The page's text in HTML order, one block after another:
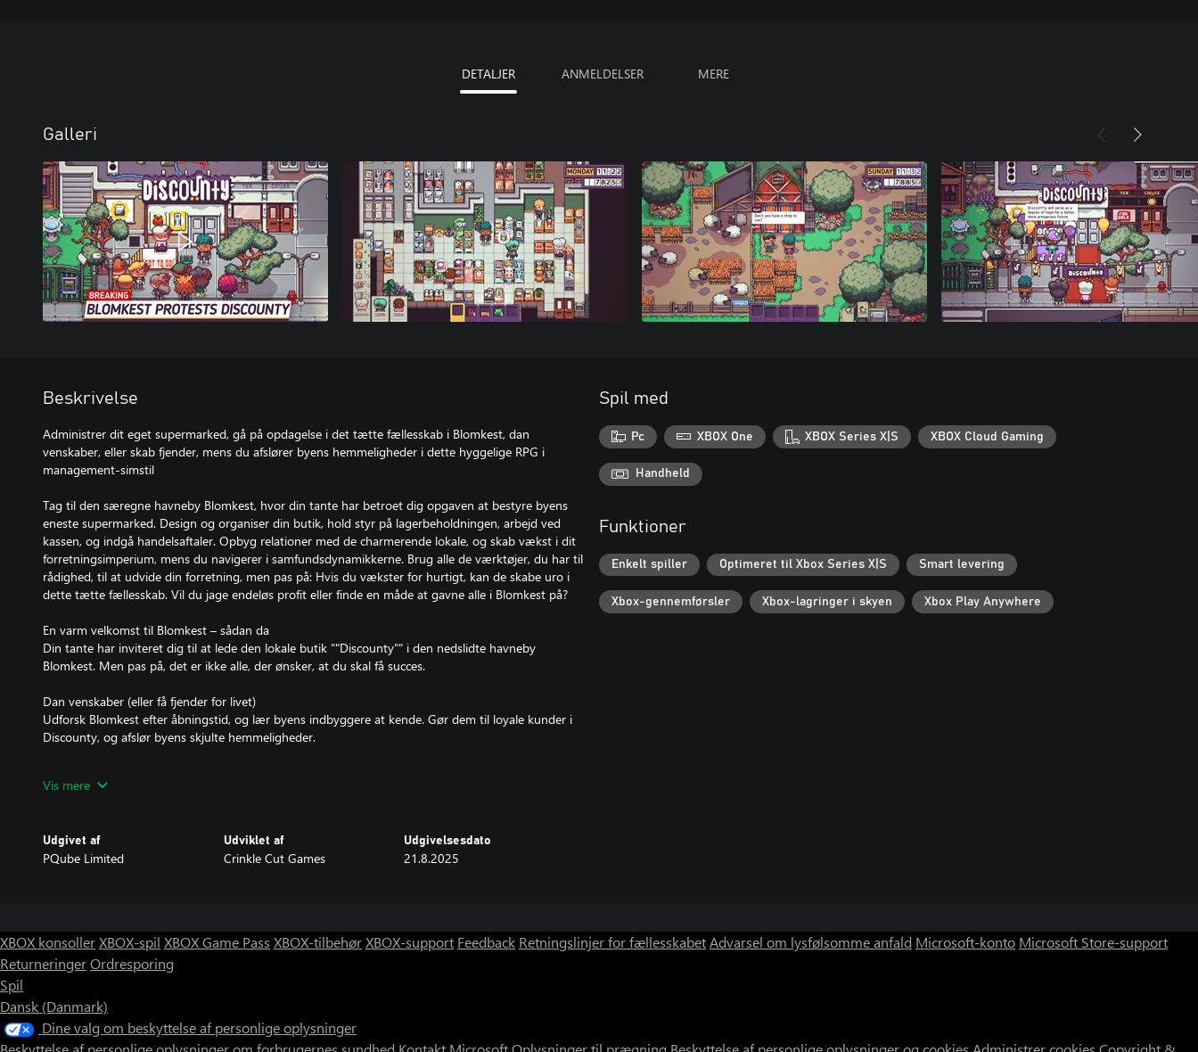
DETALJER ANMELDELSER MERE
Galleri
Beskrivelse
Administrer dit eget supermarked, gå på opdagelse i det tætte fællesskab i Blomkest, dan
venskaber, eller skab fjender, mens du afslører byens hemmeligheder i dette hyggelige RPG i
management-simstil
Tag til den særegne havneby Blomkest, hvor din tante har betroet dig opgaven at bestyre byens
eneste supermarked. Design og organiser din butik, hold styr på lagerbeholdningen, arbejd ved
kassen, og indgå handelsaftaler. Opbyg relationer med de charmerende lokale, og skab vækst i dit
forretningsimperium, mens du navigerer i samfundsdynamikkerne. Brug alle de værktøjer, du har til
rådighed, til at udvide din forretning, men pas på: Hvis du vækster for hurtigt, kan de skabe uro i
dette tætte fællesskab. Vil du jage endeløs profit eller finde en måde at gavne alle i Blomkest på?
En varm velkomst til Blomkest – sådan da
Din tante har inviteret dig til at lede den lokale butik ""Discounty"" i den nedslidte havneby
Blomkest. Men pas på, det er ikke alle, der ønsker, at du skal få succes.
Dan venskaber (eller få fjender for livet)
Udforsk Blomkest efter åbningstid, og lær byens indbyggere at kende. Gør dem til loyale kunder i
Discounty, og afslør byens skjulte hemmeligheder.
Skab en iøjnefaldende og effektiv butik ved at omarrangere hylderne og produkterne. Design
Indgå handelsaftaler med de lokale
Balancer en butiksindehavers mange ansvar
Hold hylderne fulde, gulvene rene og lagerrummet organiseret. Betjen kunderne hurtigt ved
kassen, så de bliver ved med at være glade! Ingen kan lide at vente ...
Udvid dit supermarked, så det bliver til et imperium!
Invester på ny, og skab vækst i takt med, at overskuddet vokser! Udvid din butik, så du kan have
flere varer, og reklamér for den rundtomkring i byen!
Vis mere
Udgivet af
PQube Limited
Udviklet af
Crinkle Cut Games
Udgivelsesdato
21.8.2025
Spil med
Pc XBOX One XBOX Series X|S XBOX Cloud Gaming
Handheld
Funktioner
Enkelt spiller Optimeret til Xbox Series X|S Smart levering
Xbox-gennemførsler Xbox-lagringer i skyen Xbox Play Anywhere
XBOX konsollerXBOX-spil XBOX Game Pass XBOX-tilbehørXBOX-support Feedback Retningslinjer for fællesskabetAdvarsel om lysfølsomme anfald Microsoft-konto Microsoft Store-support
ReturneringerOrdresporing
Spil
Dansk (Danmark)
Dine valg om beskyttelse af personlige oplysninger